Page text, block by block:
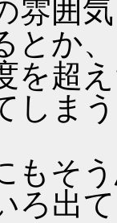
雰囲
か、
を超
しま
もそ
ろ出